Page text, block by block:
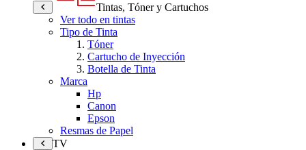
Tintas, Tóner y Cartuchos
Ver todo en tintas
Tipo de Tinta
Tóner
Cartucho de Inyección
Botella de Tinta
Marca
Hp
Canon
Epson
Resmas de Papel
TV